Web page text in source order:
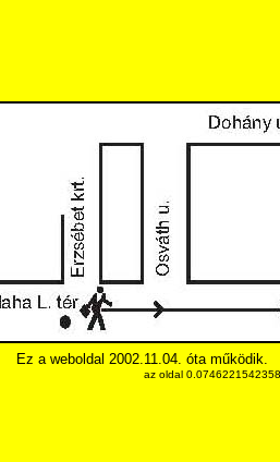
Ez a weboldal 2002.11.04. óta működik.
az oldal